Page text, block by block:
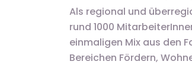
Als regional und
rund 1000
einmaligen Mix aus den
Bereichen Fördern,